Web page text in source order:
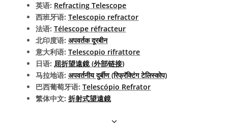
英语: Refracting Telescope
西班牙语: Telescopio refractor
法语: Télescope réfracteur
北印度语: अपवर्तक दूरबीन
意大利语: Telescopio rifrattore
日语: 屈折望遠鏡 (外部链接)
马拉地语: अपवर्तनीय दुर्बीण (रिफ्रॅक्टिंग टेलिस्कोप)
巴西葡萄牙语: Telescópio Refrator
繁体中文: 折射式望遠鏡